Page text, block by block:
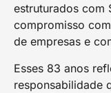
estruturados com
compromisso
de empresas e
Esses 83 anos
responsabilidade